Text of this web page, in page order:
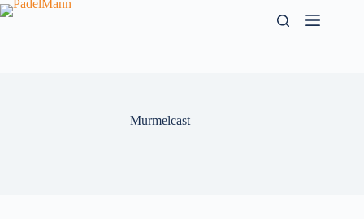
Zum
Inhalt
Murmelcast